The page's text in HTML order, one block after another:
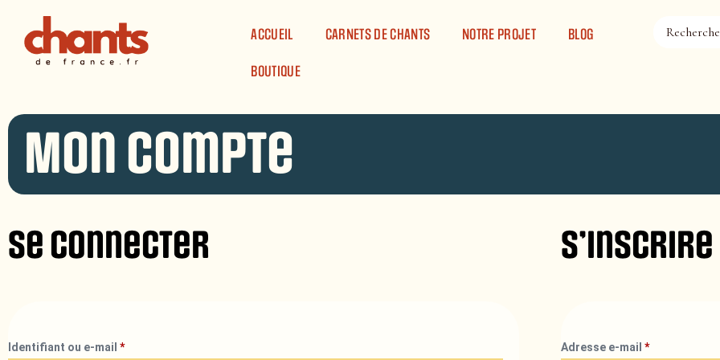
ACCUEIL
CARNETS DE CHANTS NOTRE PROJET BLOG
BOUTIQUE
Mon compte
Se connecter
Identifiant ou e-mail *
S’inscrire
Adresse e-mail*